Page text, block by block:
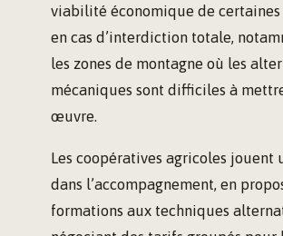
viabilité économique de
en cas d’interdiction totale,
les zones de montagne où les
mécaniques sont difficiles à
œuvre.
Les coopératives agricoles jouent
dans l’accompagnement, en
formations aux techniques